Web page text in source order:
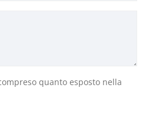
quanto esposto nella